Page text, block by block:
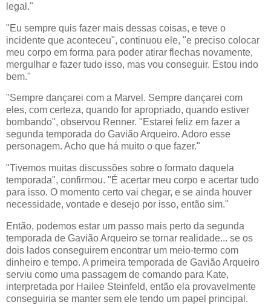
legal."
"Eu sempre quis fazer mais dessas coisas, e teve o
incidente que aconteceu", continuou ele, "e preciso colocar
meu corpo em forma para poder atirar flechas novamente,
mergulhar e fazer tudo isso, mas vou conseguir. Estou indo
bem."
"Sempre dançarei com a Marvel. Sempre dançarei com
eles, com certeza, quando for apropriado, quando estiver
bombando", observou Renner. "Estarei feliz em fazer a
segunda temporada do Gavião Arqueiro. Adoro esse
personagem. Acho que há muito o que fazer."
"Tivemos muitas discussões sobre o formato daquela
temporada", confirmou. "É acertar meu corpo e acertar tudo
para isso. O momento certo vai chegar, e se ainda houver
necessidade, vontade e desejo por isso, então sim."
Então, podemos estar um passo mais perto da segunda
temporada de Gavião Arqueiro se tornar realidade... se os
dois lados conseguirem encontrar um meio-termo com
dinheiro e tempo. A primeira temporada de Gavião Arqueiro
serviu como uma passagem de comando para Kate,
interpretada por Hailee Steinfeld, então ela provavelmente
conseguiria se manter sem ele tendo um papel principal.